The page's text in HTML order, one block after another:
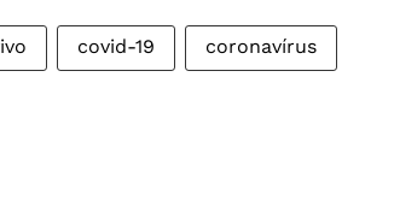
covid-19 coronavírus